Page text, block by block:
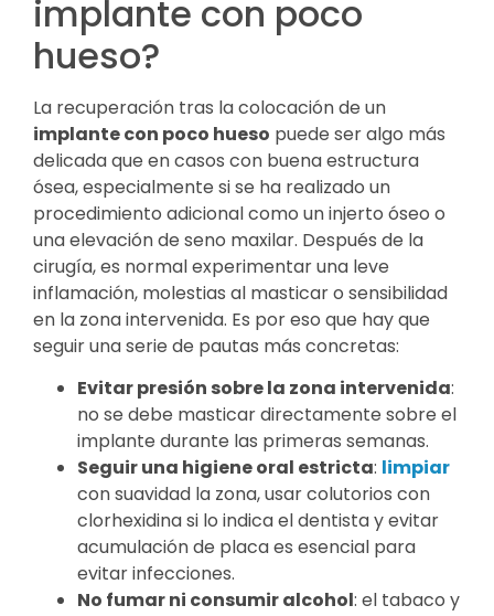
implante con poco
hueso?
La recuperación tras la colocación de un
implante con poco hueso puede ser algo más
delicada que en casos con buena estructura
ósea, especialmente si se ha realizado un
procedimiento adicional como un injerto óseo o
una elevación de seno maxilar. Después de la
cirugía, es normal experimentar una leve
inflamación, molestias al masticar o sensibilidad
en la zona intervenida. Es por eso que hay que
seguir una serie de pautas más concretas:
Evitar presión sobre la zona intervenida:
no se debe masticar directamente sobre el
implante durante las primeras semanas.
Seguir una higiene oral estricta: limpiar
con suavidad la zona, usar colutorios con
clorhexidina si lo indica el dentista y evitar
acumulación de placa es esencial para
evitar infecciones.
No fumar ni consumir alcohol: el tabaco y